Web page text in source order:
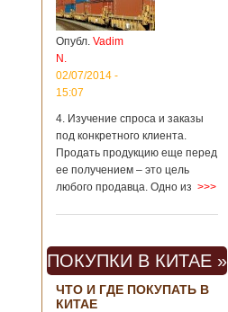
Опубл. Vadim
N.
02/07/2014 -
15:07
4. Изучение спроса и заказы
под конкретного клиента.
Продать продукцию еще перед
ее получением – это цель
любого продавца. Одно из >>>
ПОКУПКИ В КИТАЕ »
ЧТО И ГДЕ ПОКУПАТЬ В
КИТАЕ